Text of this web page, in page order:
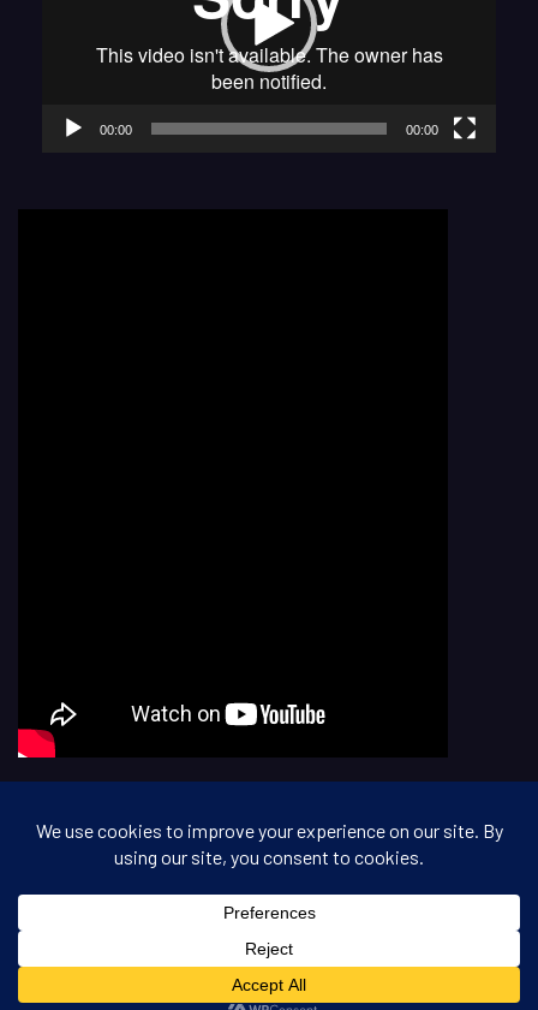
00:00 00:00
Copyright © All rights reserved.
Pour vous aider à mieux dormir